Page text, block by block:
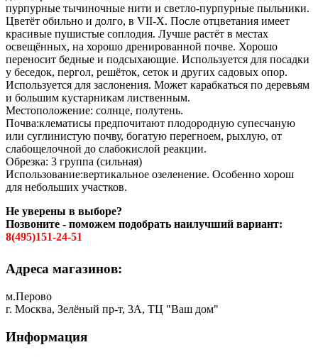
пурпурные тычиночные нити и светло-пурпурные пыльники.
Цветёт обильно и долго, в VII-X. После отцветания имеет
красивые пушистые соплодия. Лучше растёт в местах
освещённых, на хорошо дренированной почве. Хорошо
переносит бедные и подсыхающие. Используется для посадки
у беседок, пергол, решёток, сеток и других садовых опор.
Используется для заслонения. Может карабкаться по деревьям
и большим кустарникам лиственным.
Местоположение: солнце, полутень.
Почва:клематисы предпочитают плодородную супесчаную
или суглинистую почву, богатую перегноем, рыхлую, от
слабощелочной до слабокислой реакции.
Обрезка: 3 группа (сильная)
Использование:вертикальное озеленение. Особенно хорош
для небольших участков.
Не уверены в выборе?
Позвоните - поможем подобрать наилучший вариант:
8(495)151-24-51
Адреса магазинов:
м.Перово
г. Москва, Зелёный пр-т, 3А, ТЦ "Ваш дом"
Информация